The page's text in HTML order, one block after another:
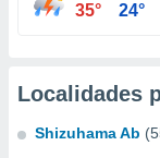
35° 24°
Localidades
Shizuhama Ab